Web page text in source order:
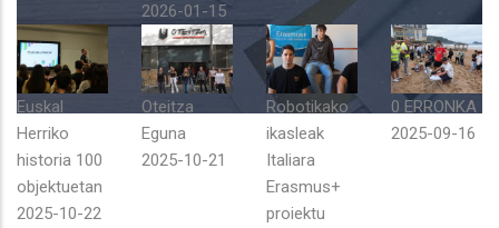
2026-01-15
Euskal
Herriko
historia 100
objektuetan
2025-10-22
Oteitza
Eguna
2025-10-21
Robotikako
ikasleak
Italiara
Erasmus+
proiektu
0 ERRONKA
2025-09-16